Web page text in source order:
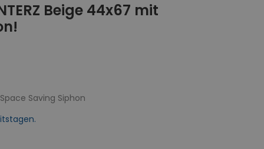
Beige 44x67 mit
Saving Siphon